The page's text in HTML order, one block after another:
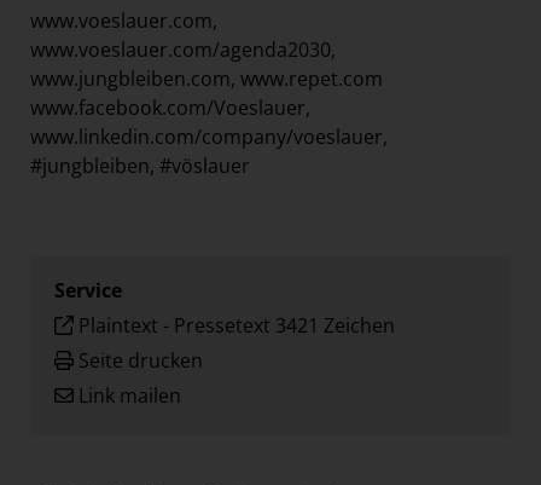
www.voeslauer.com,
www.voeslauer.com/agenda2030,
www.jungbleiben.com, www.repet.com
www.facebook.com/Voeslauer,
www.linkedin.com/company/voeslauer,
#jungbleiben, #vöslauer
Service
Plaintext - Pressetext 3421 Zeichen
Seite drucken
Link mailen